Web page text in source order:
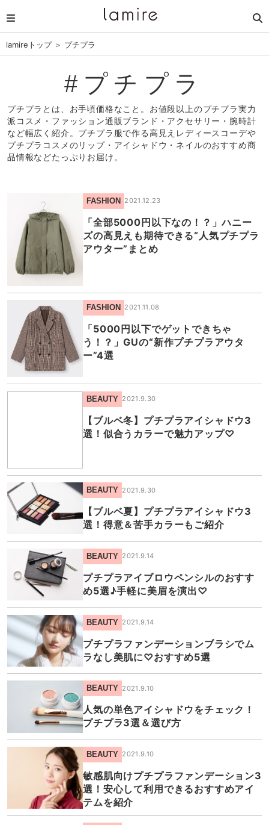
lamireトップ＞ プチプラ
#プチプラ
プチプラとは、お手頃価格なこと。お値段以上のプチプラ実力
派コスメ・ファッション通販ブランド・アクセサリー・腕時計
など幅広く紹介。プチプラ服で作る高見えレディースコーデや
プチプラコスメのリップ・アイシャドウ・ネイルのおすすめ商
品情報などたっぷりお届け。
FASHION 2021.12.23
「全部5000円以下なの！？」ハニー
ズの高見えも期待できる“人気プチプラ
アウター”まとめ
FASHION 2021.11.08
「5000円以下でゲットできちゃ
う！？」GUの“新作プチプラアウタ
ー”4選
BEAUTY 2021.9.30
【ブルベ冬】プチプラアイシャドウ3
選！似合うカラーで魅力アップ♡
BEAUTY 2021.9.30
【ブルベ夏】プチプラアイシャドウ3
選！得意＆苦手カラーもご紹介
BEAUTY 2021.9.14
プチプラアイブロウペンシルのおすす
め5選♪手軽に美眉を演出♡
BEAUTY 2021.9.14
プチプラファンデーションブラシでム
ラなし美肌に♡おすすめ5選
BEAUTY 2021.9.10
人気の単色アイシャドウをチェック！
プチプラ3選＆選び方
BEAUTY 2021.9.10
敏感肌向けプチプラファンデーション3
選！安心して利用できるおすすめアイ
テムを紹介